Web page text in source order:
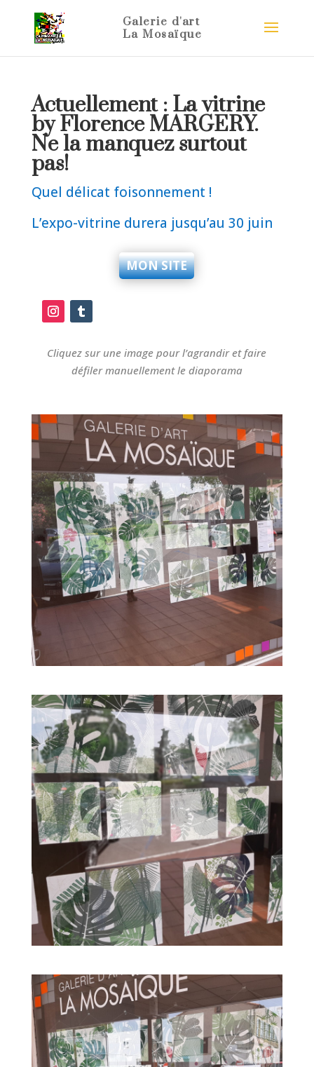
Actuellement : La vitrine
by Florence MARGERY.
Ne la manquez surtout
pas!
Quel délicat foisonnement !
L’expo-vitrine durera jusqu’au 30 juin
MON SITE
Cliquez sur une image pour l’agrandir et faire
défiler manuellement le diaporama